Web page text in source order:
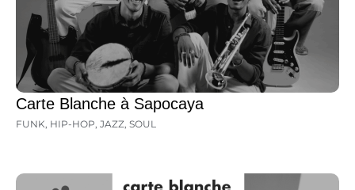
Carte Blanche à Sapocaya
FUNK, HIP-HOP, JAZZ, SOUL